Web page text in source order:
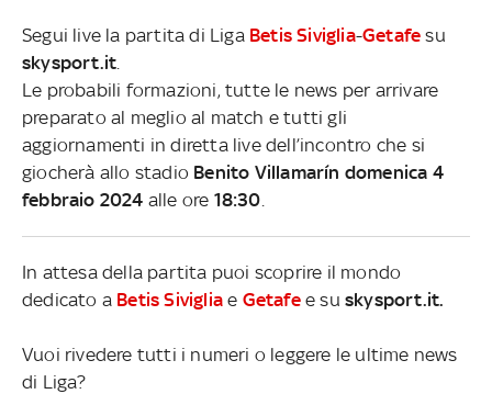
Segui live la partita di Liga Betis Siviglia-Getafe su
skysport.it
Le probabili formazioni, tutte le news per arrivare
preparato al meglio al match e tutti gli
aggiornamenti in diretta live dell’incontro che si
giocherà allo stadio Benito Villamarín domenica 4
febbraio 2024 alle ore 18:30
In attesa della partita puoi scoprire il mondo
dedicato a Betis Siviglia e Getafee suskysport.it.
Vuoi rivedere tutti i numeri o leggere le ultime news
di Liga?